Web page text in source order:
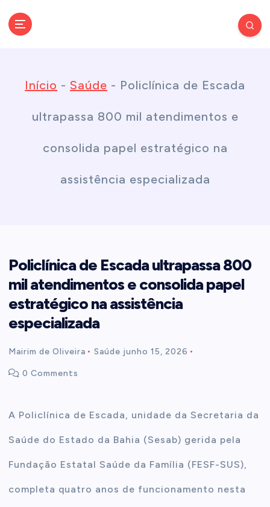
Início - Saúde - Policlínica de Escada
ultrapassa 800 mil atendimentos e
consolida papel estratégico na
assistência especializada
Policlínica de Escada ultrapassa 800
mil atendimentos e consolida papel
estratégico na assistência
especializada
Mairim de Oliveira Saúde junho 15, 2026
0 Comments
A Policlínica de Escada, unidade da Secretaria da
Saúde do Estado da Bahia (Sesab) gerida pela
Fundação Estatal Saúde da Família (FESF-SUS),
completa quatro anos de funcionamento nesta